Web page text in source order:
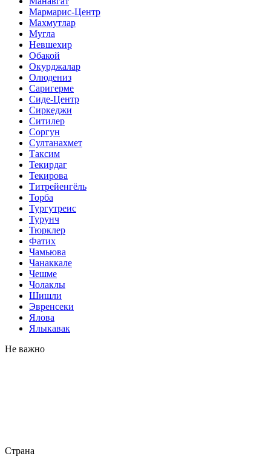
Мармарис-Центр
Махмутлар
Мугла
Невшехир
Обакой
Окурджалар
Олюдениз
Саригерме
Сиде-Центр
Сиркеджи
Ситилер
Соргун
Султанахмет
Таксим
Текирдаг
Текирова
Титрейенгёль
Торба
Тургутреис
Турунч
Тюрклер
Фатих
Чамьюва
Чанаккале
Чешме
Чолаклы
Шишли
Эвренсеки
Ялова
Ялыкавак
Не важно
Страна